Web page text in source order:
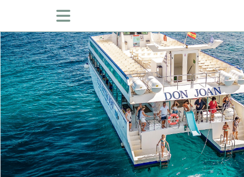
CROISIÈRE CÔTE EST (AVEC TRANSFERTS)
MAHON ET ALENTOURS
TOUR DE L'ÎLE
JOUR DE LA MER (SANS TRANSFERTS)
CROISIÈRE CÔTE EST (SANS TRANSFERTS)
DON JOAN (BALADE EN BATEAU DE 1